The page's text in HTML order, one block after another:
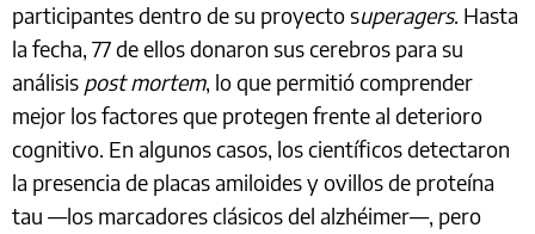
participantes dentro de su proyecto superagers. Hasta
la fecha, 77 de ellos donaron sus cerebros para su
análisis post mortem, lo que permitió comprender
mejor los factores que protegen frente al deterioro
cognitivo. En algunos casos, los científicos detectaron
la presencia de placas amiloides y ovillos de proteína
tau —los marcadores clásicos del alzhéimer—, pero